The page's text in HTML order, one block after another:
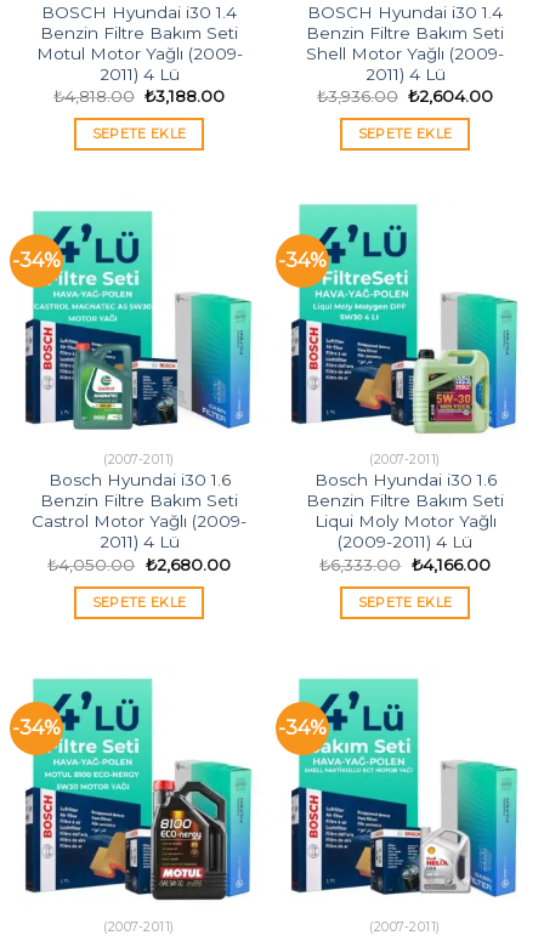
BOSCH Hyundai i30 1.4
Benzin Filtre Bakım Seti
Motul Motor Yağlı (2009-
2011) 4 Lü
₺4,818.00 Orijinal
fiyat:
₺4,818.00.
₺3,188.00Şu
SEPETE EKLE
BOSCH Hyundai i30 1.4
Benzin Filtre Bakım Seti
Shell Motor Yağlı (2009-
2011) 4 Lü
₺3,936.00 Orijinal
fiyat:
₺3,936.00.
₺2,604.00Şu
SEPETE EKLE
-34%
(2007-2011)
Bosch Hyundai i30 1.6
Benzin Filtre Bakım Seti
Castrol Motor Yağlı (2009-
2011) 4 Lü
₺4,050.00 Orijinal
fiyat:
₺4,050.00.
₺2,680.00Şu
SEPETE EKLE
-34%
(2007-2011)
Bosch Hyundai i30 1.6
Benzin Filtre Bakım Seti
Liqui Moly Motor Yağlı
(2009-2011) 4 Lü
₺6,333.00 Orijinal
fiyat:
₺6,333.00.
₺4,166.00Şu
SEPETE EKLE
-34%
(2007-2011)
-34%
(2007-2011)